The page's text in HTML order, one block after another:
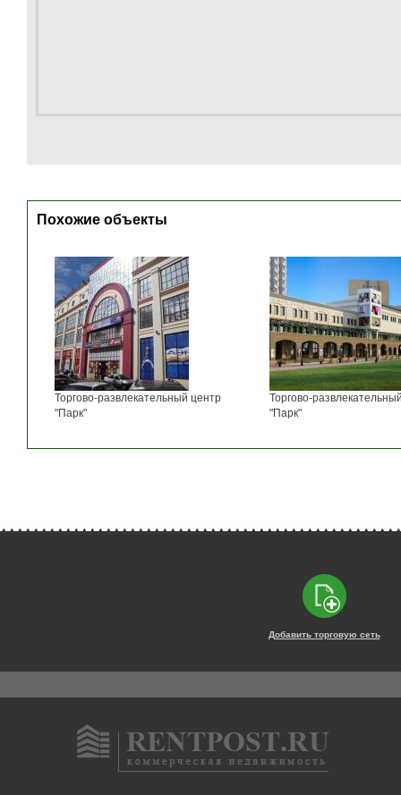
Похожие объекты
Торгово-развлекательный центр
"Парк"
Торгово-
"Парк"
Добавить торговую сеть